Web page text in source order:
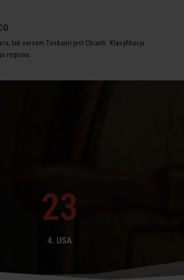
tak sercem Toskanii jest Chianti. Klasyfikacja
regionu...
23
4. USA